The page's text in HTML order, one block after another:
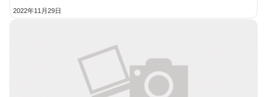
2022年11月29日